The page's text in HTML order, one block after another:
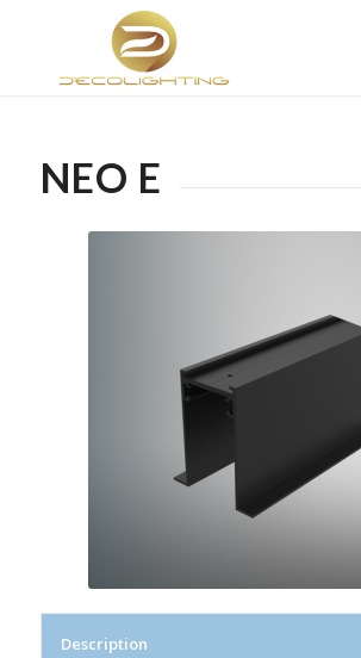
NEO E
Description